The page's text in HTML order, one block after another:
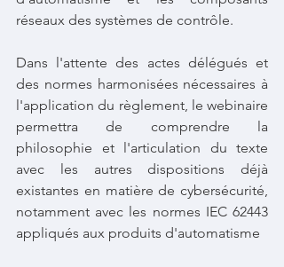
réseaux des systèmes de contrôle.
Dans l'attente des actes délégués et
des normes harmonisées nécessaires à
l'application du règlement, le webinaire
permettra de comprendre la
philosophie et l'articulation du texte
avec les autres dispositions déjà
existantes en matière de cybersécurité,
notamment avec les normes IEC 62443
appliqués aux produits d'automatisme